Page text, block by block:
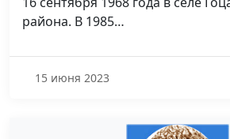
района. В 1985…
15 июня 2023